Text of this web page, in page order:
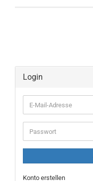
Login
E-
Mail-
Adresse
Passwort
Konto erstellen